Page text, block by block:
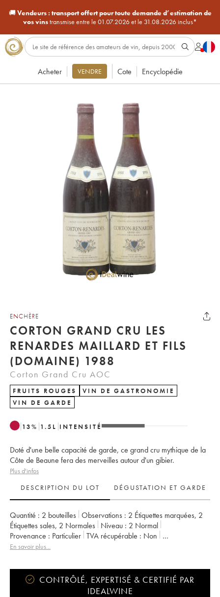
🚚Vendeurs : transport offert pour toute demande d’estimation de
vos vinstransmise entre le 01.07.2026 et le 31.08.2026 inclus*
Acheter VENDRE Cote Encyclopédie
ENCHÈRE
CORTON GRAND CRU LES
RENARDES MAILLARD ET FILS
(DOMAINE) 1988
Corton Grand Cru AOC
FRUITS ROUGES
VIN DE GASTRONOMIE
VIN DE GARDE
13% 1.5 L INTENSITÉ
Doté d'une belle capacité de garde, ce grand cru mythique de la
Côte de Beaune fera des merveilles autour d'un gibier.
Plus d'infos
DESCRIPTION DU LOT
DÉGUSTATION ET GARDE
Quantité : 2 bouteilles Observations : 2 Étiquettes marquées, 2
Étiquettes sales, 2 Normales Niveau : 2 Normal
Provenance : particulier TVA récupérable :
non
Région :
Bourgogne
En savoir plus...
CONTRÔLÉ, EXPERTISÉ & CERTIFIÉ PAR
IDEALWINE